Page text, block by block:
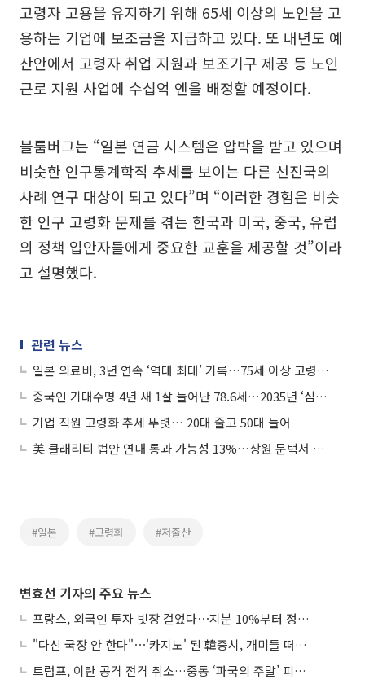
고령자 고용을 유지하기 위해 65세 이상의 노인을 고
용하는 기업에 보조금을 지급하고 있다. 또 내년도 예
산안에서 고령자 취업 지원과 보조기구 제공 등 노인
근로 지원 사업에 수십억 엔을 배정할 예정이다.
블룸버그는 “일본 연금 시스템은 압박을 받고 있으며
비슷한 인구통계학적 추세를 보이는 다른 선진국의
사례 연구 대상이 되고 있다”며 “이러한 경험은 비슷
한 인구 고령화 문제를 겪는 한국과 미국, 중국, 유럽
의 정책 입안자들에게 중요한 교훈을 제공할 것”이라
고 설명했다.
관련 뉴스
일본 의료비, 3년 연속 ‘역대 최대’ 기록…75세 이상 고령화 인구 증가
중국인 기대수명 4년 새 1살 늘어난 78.6세…2035년 ‘심각한 초고령화’ 진입
기업 직원 고령화 추세 뚜렷… 20대 줄고 50대 늘어
美 클래리티 법안 연내 통과 가능성 13%…상원 문턱서 제동
#일본 #고령화 #저출산
변효선 기자의 주요 뉴스
프랑스, 외국인 투자 빗장 걸었다⋯지분 10%부터 정부가 승인
"다신 국장 안 한다"⋯'카지노' 된 韓증시, 개미들 떠난다
트럼프, 이란 공격 전격 취소…중동 ‘파국의 주말’ 피했다